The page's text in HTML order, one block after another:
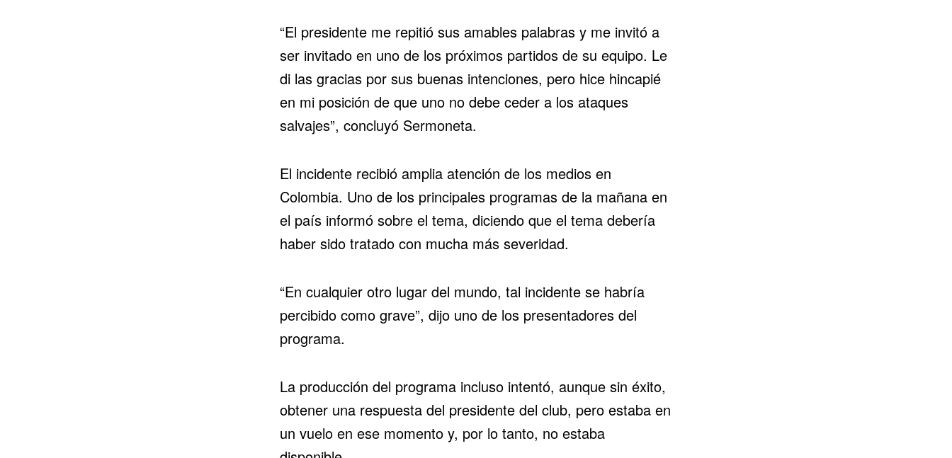
“El presidente me repitió sus amables palabras y me invitó a
ser invitado en uno de los próximos partidos de su equipo. Le
di las gracias por sus buenas intenciones, pero hice hincapié
en mi posición de que uno no debe ceder a los ataques
salvajes”, concluyó Sermoneta.
El incidente recibió amplia atención de los medios en
Colombia. Uno de los principales programas de la mañana en
el país informó sobre el tema, diciendo que el tema debería
haber sido tratado con mucha más severidad.
“En cualquier otro lugar del mundo, tal incidente se habría
percibido como grave”, dijo uno de los presentadores del
programa.
La producción del programa incluso intentó, aunque sin éxito,
obtener una respuesta del presidente del club, pero estaba en
un vuelo en ese momento y, por lo tanto, no estaba